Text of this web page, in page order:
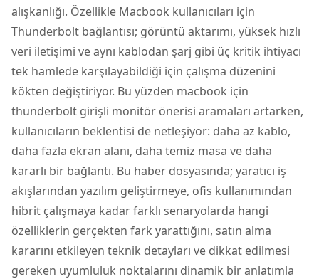
alışkanlığı. Özellikle Macbook kullanıcıları için
Thunderbolt bağlantısı; görüntü aktarımı, yüksek hızlı
veri iletişimi ve aynı kablodan şarj gibi üç kritik ihtiyacı
tek hamlede karşılayabildiği için çalışma düzenini
kökten değiştiriyor. Bu yüzden macbook için
thunderbolt girişli monitör önerisi aramaları artarken,
kullanıcıların beklentisi de netleşiyor: daha az kablo,
daha fazla ekran alanı, daha temiz masa ve daha
kararlı bir bağlantı. Bu haber dosyasında; yaratıcı iş
akışlarından yazılım geliştirmeye, ofis kullanımından
hibrit çalışmaya kadar farklı senaryolarda hangi
özelliklerin gerçekten fark yarattığını, satın alma
kararını etkileyen teknik detayları ve dikkat edilmesi
gereken uyumluluk noktalarını dinamik bir anlatımla